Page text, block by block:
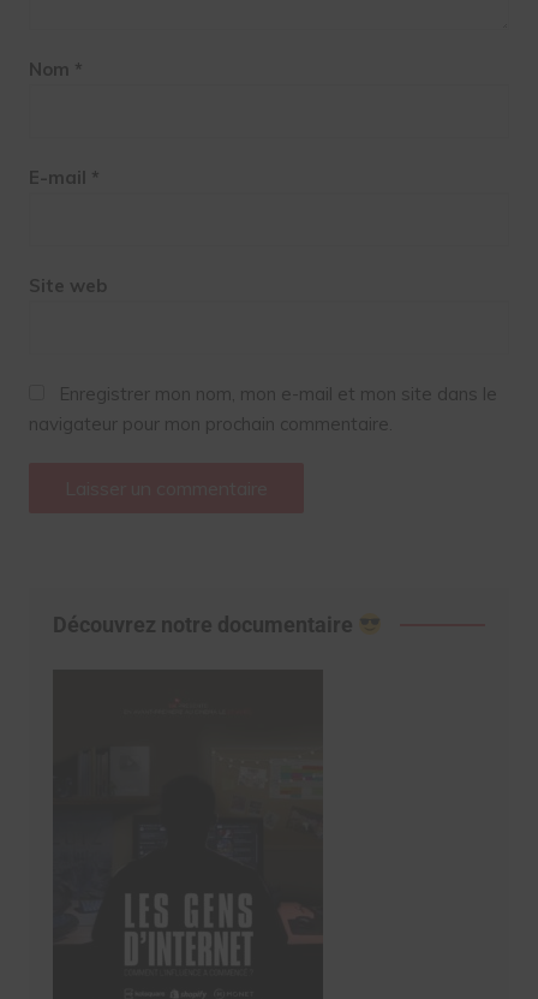
Nom *
E-mail *
Site web
Enregistrer mon nom, mon e-mail et mon site dans le
navigateur pour mon prochain commentaire.
Découvrez notre documentaire